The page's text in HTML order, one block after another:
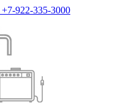
+7-922-335-3000